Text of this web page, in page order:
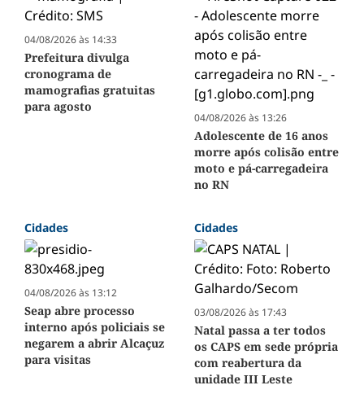
04/08/2026 às 14:33
Prefeitura divulga
cronograma de
mamografias gratuitas
para agosto
04/08/2026 às 13:26
Adolescente de 16 anos
morre após colisão entre
moto e pá-carregadeira
no RN
Cidades
04/08/2026 às 13:12
Seap abre processo
interno após policiais se
negarem a abrir Alcaçuz
para visitas
Cidades
03/08/2026 às 17:43
Natal passa a ter todos
os CAPS em sede própria
com reabertura da
unidade III Leste